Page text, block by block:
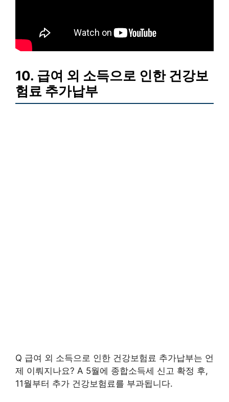
10. 급여 외 소득으로 인한 건강보
험료 추가납부
Q 급여 외 소득으로 인한 건강보험료 추가납부는 언
제 이뤄지나요? A 5월에 종합소득세 신고 확정 후,
11월부터 추가 건강보험료를 부과됩니다.